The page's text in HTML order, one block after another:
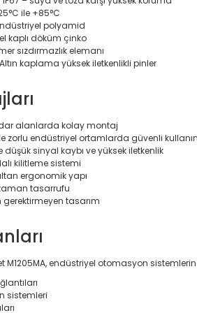
ile +85°C
polyamid
kaplı döküm çinko
sızdırmazlık elemanı
Altın kaplama yüksek iletkenlikli pinler
dar alanlarda kolay montaj
zorlu endüstriyel ortamlarda güvenli
düşük sinyal kaybı ve yüksek iletkenlik
kilitleme sistemi
ergonomik yapı
tasarrufu
gerektirmeyen tasarım
M1205MA, endüstriyel otomasyon
sistemleri